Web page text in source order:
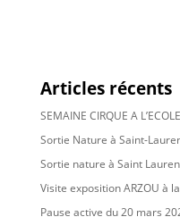
Articles récents
SEMAINE CIRQUE A
Sortie Nature à Saint-
Sortie nature à Saint
Visite exposition ARZOU à
Pause active du 20 mars